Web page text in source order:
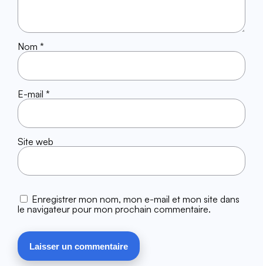
Nom *
E-mail *
Site web
Enregistrer mon nom, mon e-mail et mon site dans
le navigateur pour mon prochain commentaire.